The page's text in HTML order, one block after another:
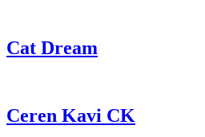
Cat Dream
Ceren Kavi CK